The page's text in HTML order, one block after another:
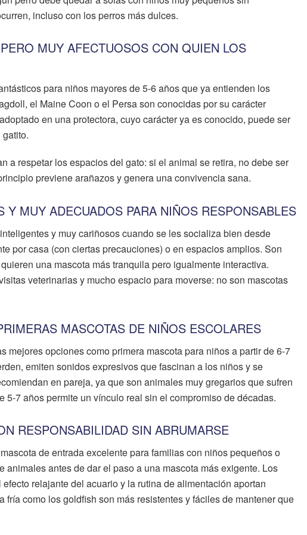
incluso con los perros más dulces.
MUY AFECTUOSOS CON QUIEN LOS
para niños mayores de 5-6 años que ya entienden los
el Maine Coon o el Persa son conocidas por su carácter
en una protectora, cuyo carácter ya es conocido, puede ser
a respetar los espacios del gato: si el animal se retira, no debe ser
previene arañazos y genera una convivencia sana.
Y MUY ADECUADOS PARA NIÑOS RESPONSABLES
y muy cariñosos cuando se les socializa bien desde
por casa (con ciertas precauciones) o en espacios amplios. Son
una mascota más tranquila pero igualmente interactiva.
veterinarias y mucho espacio para moverse: no son mascotas
MASCOTAS DE NIÑOS ESCOLARES
mejores opciones como primera mascota para niños a partir de 6-7
emiten sonidos expresivos que fascinan a los niños y se
en pareja, ya que son animales muy gregarios que sufren
5-7 años permite un vínculo real sin el compromiso de décadas.
RESPONSABILIDAD SIN ABRUMARSE
de entrada excelente para familias con niños pequeños o
animales antes de dar el paso a una mascota más exigente. Los
relajante del acuario y la rutina de alimentación aportan
fría como los goldfish son más resistentes y fáciles de mantener que